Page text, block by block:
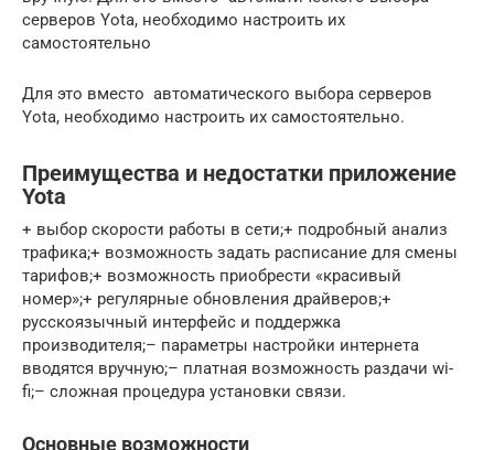
серверов Yota, необходимо настроить их
самостоятельно
Для это вместо автоматического выбора серверов
Yota, необходимо настроить их самостоятельно.
Преимущества и недостатки приложение
Yota
+ выбор скорости работы в сети;+ подробный анализ
трафика;+ возможность задать расписание для смены
тарифов;+ возможность приобрести «красивый
номер»;+ регулярные обновления драйверов;+
русскоязычный интерфейс и поддержка
производителя;– параметры настройки интернета
вводятся вручную;– платная возможность раздачи wi-
fi;– сложная процедура установки связи.
Основные возможности